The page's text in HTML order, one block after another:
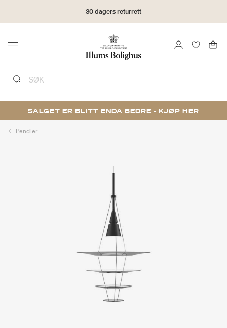
30 dagers returrett
Menu LOGG INN
SØK
SALGET ER BLITT ENDA BEDRE - KJØP HER
Pendler